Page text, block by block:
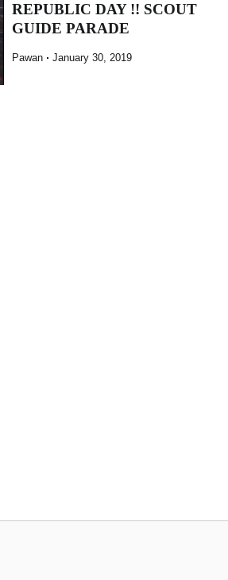
REPUBLIC DAY !! SCOUT
GUIDE PARADE
Pawan January 30, 2019